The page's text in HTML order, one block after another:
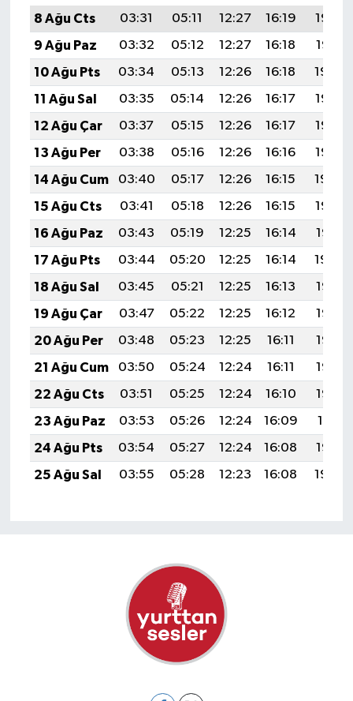
8 Ağu Cts
03:31 05:11 12:27 16:19
19:32
9 Ağu Paz
03:32 05:12 12:27 16:18
19:31
10 Ağu Pts
03:34 05:13 12:26 16:18
19:30
11 Ağu Sal
03:35 05:14 12:26 16:17
19:28
12 Ağu Çar
03:37 05:15 12:26 16:17
19:27
13 Ağu Per
03:38 05:16 12:26 16:16
19:26
14 Ağu Cum
03:40 05:17 12:26 16:15
19:24
15 Ağu Cts
03:41 05:18 12:26 16:15
19:23
16 Ağu Paz
03:43 05:19 12:25 16:14
19:21
17 Ağu Pts
03:44 05:20 12:25 16:14
19:20
18 Ağu Sal
03:45 05:21 12:25 16:13
19:19
19 Ağu Çar
03:47 05:22 12:25 16:12
19:17
20 Ağu Per
03:48 05:23 12:25 16:11
19:16
21 Ağu Cum
03:50 05:24 12:24 16:11
19:14
22 Ağu Cts
03:51 05:25 12:24 16:10
19:13
23 Ağu Paz
03:53 05:26 12:24 16:09
19:11
24 Ağu Pts
03:54 05:27 12:24 16:08
19:10
25 Ağu Sal
03:55 05:28 12:23 16:08 19:08